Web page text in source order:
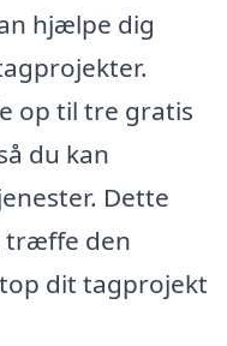
hjælpe dig
op til tre gratis
du kan
Dette
træffe den
dit tagprojekt